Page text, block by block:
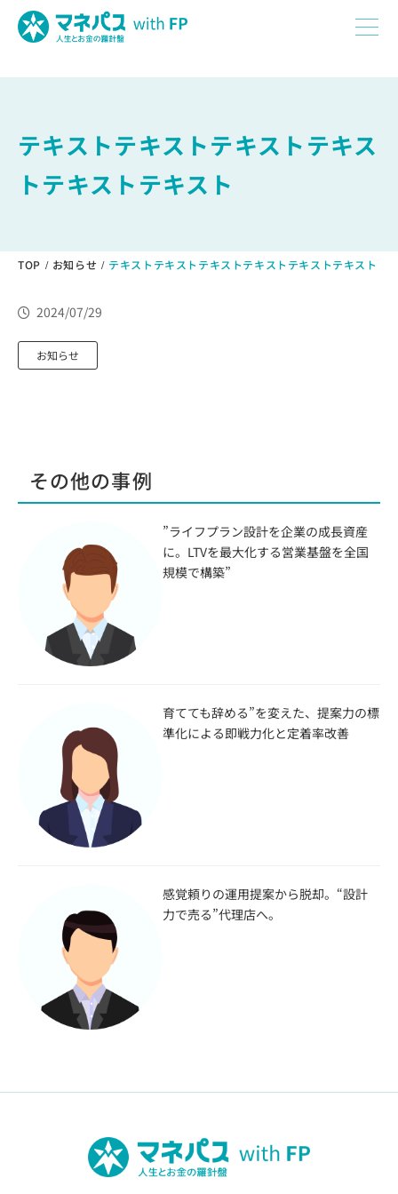
テキストテキストテキストテキス
トテキストテキスト
TOP お知らせ テキストテキストテキストテキストテキストテキスト
2024/07/29
お知らせ
その他の事例
”ライフプラン設計を企業の成長資産
に。LTVを最大化する営業基盤を全国
規模で構築”
育てても辞める”を変えた、提案力の標
準化による即戦力化と定着率改善
感覚頼りの運用提案から脱却。“設計
力で売る”代理店へ。